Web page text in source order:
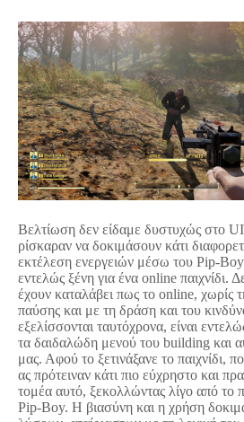
Βελτίωση δεν είδαμε δυστυχώς στο UI
ρίσκαραν να δοκιμάσουν κάτι
εκτέλεση ενεργειών μέσω του Pip-Boy
εντελώς ξένη για ένα online παιχνίδι.
έχουν καταλάβει πως το online, χωρίς
παύσης και με τη δράση και του
εξελίσσονται ταυτόχρονα, είναι
τα δαιδαλώδη μενού του building και
μας. Αφού το ξετινάξανε το παιχνίδι,
ας πρότειναν κάτι πιο εύχρηστο και
τομέα αυτό, ξεκολλώντας λίγο από το
Pip-Boy. Η βιασύνη και η χρήση